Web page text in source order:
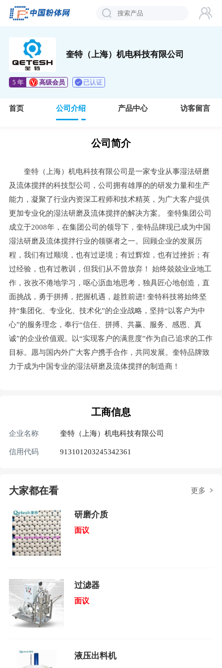
奎特（上海）机电科技有限公司
5 年 高级会员 已认证
首页 公司介绍 产品中心 访客留言
公司简介
奎特（上海）机电科技有限公司是一家专业从事湿法研磨
及流体搅拌的科技型公司，公司拥有雄厚的的研发力量和生产
能力，凝聚了行业内资深工程师和技术精英，为广大客户提供
更加专业化的湿法研磨及流体搅拌的解决方案。 奎特集团公司
成立于2008年，在集团公司的领导下，奎特品牌现已成为中国
湿法研磨及流体搅拌行业的领驱者之一。回顾企业的发展历
程，我们有过顺境，也有过逆境；有过辉煌，也有过挫折；有
过经验，也有过教训，但我们从不曾放弃！ 始终兢兢业业地工
作，孜孜不倦地学习，呕心沥血地思考，独具匠心地创造，直
面挑战，勇于拼搏，把握机遇，趁胜前进! 奎特科技将始终坚
持“集团化、专业化、技术化”的企业战略，坚持“以客户为中
心”的服务理念，奉行“信任、拼搏、共赢、服务、感恩、真
诚”的企业价值观。以“实现客户的满意度”作为自己追求的工作
目标。愿与国内外广大客户携手合作，共同发展。奎特品牌致
力于成为中国专业的湿法研磨及流体搅拌的制造商！
工商信息
企业名称 奎特（上海）机电科技有限公司
信用代码 913101203245342361
大家都在看 更多
研磨介质
面议
过滤器
面议
液压出料机